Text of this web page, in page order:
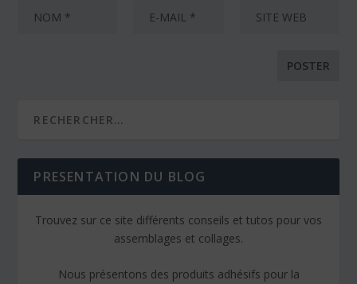
PRESENTATION DU BLOG
Trouvez sur ce site différents conseils et tutos pour vos
assemblages et collages.
Nous présentons des produits adhésifs pour la